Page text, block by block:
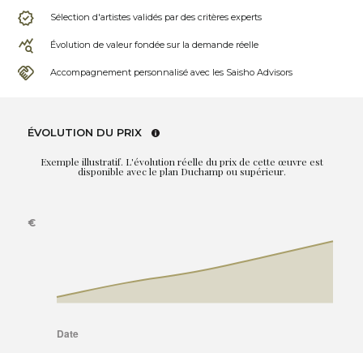
Sélection d'artistes validés par des critères experts
Évolution de valeur fondée sur la demande réelle
Accompagnement personnalisé avec les Saisho Advisors
ÉVOLUTION DU PRIX
Exemple illustratif. L'évolution réelle du prix de cette œuvre est
disponible avec le plan Duchamp ou supérieur.